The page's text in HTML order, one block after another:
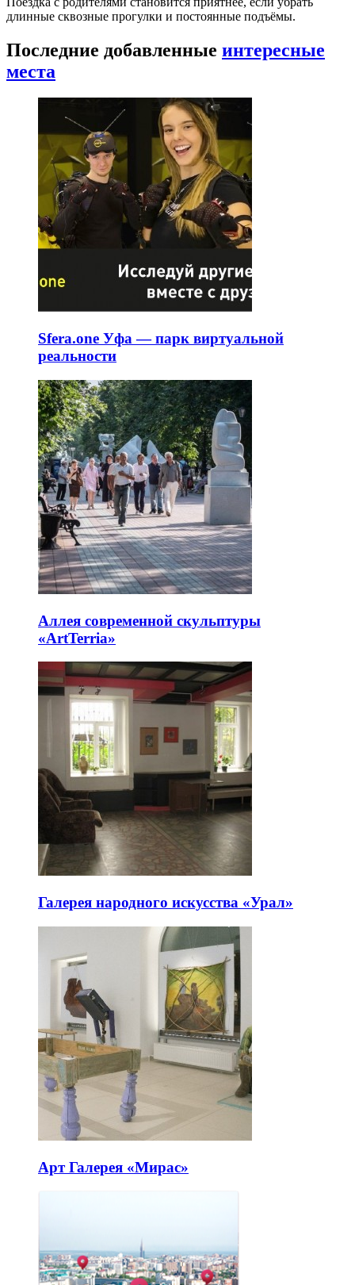
длинные сквозные прогулки и постоянные подъёмы.
Последние добавленные интересные
места
Sfera.one Уфа — парк виртуальной
реальности
Аллея современной скульптуры
«ArtTerria»
Галерея народного искусства «Урал»
Арт Галерея «Мирас»